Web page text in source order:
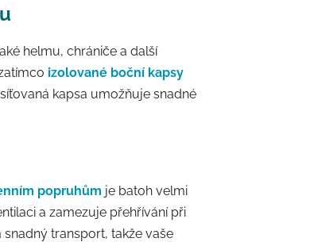
helmu, chrániče a další
izolované boční kapsy
kapsa umožňuje snadné
popruhům je batoh velmi
a zamezuje přehřívání při
transport, takže vaše